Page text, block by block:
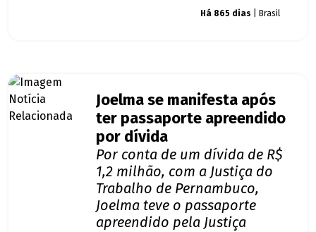
Há 865 dias | Brasil
Joelma se manifesta após
ter passaporte apreendido
por dívida
Por conta de um dívida de R$
1,2 milhão, com a Justiça do
Trabalho de Pernambuco,
Joelma teve o passaporte
apreendido pela Justiça